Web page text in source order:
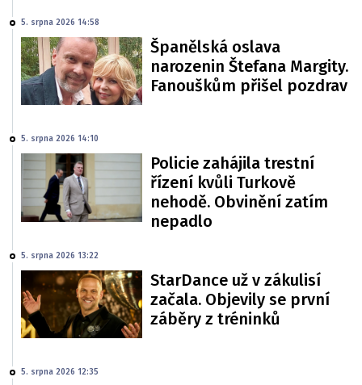
5. srpna 2026 14:58
Španělská oslava
narozenin Štefana Margity.
Fanouškům přišel pozdrav
5. srpna 2026 14:10
Policie zahájila trestní
řízení kvůli Turkově
nehodě. Obvinění zatím
nepadlo
5. srpna 2026 13:22
StarDance už v zákulisí
začala. Objevily se první
záběry z tréninků
5. srpna 2026 12:35